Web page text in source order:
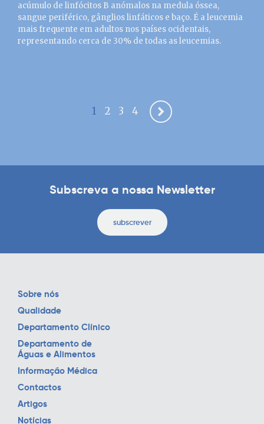
acúmulo de linfócitos B anómalos na medula óssea,
sangue periférico, gânglios linfáticos e baço. É a leucemia
mais frequente em adultos nos países ocidentais,
representando cerca de 30% de todas as leucemias.
1 2 3 4
Subscreva a nossa Newsletter
subscrever
Sobre nós
Qualidade
Departamento Clínico
Departamento de
Águas e Alimentos
Informação Médica
Contactos
Artigos
Notícias